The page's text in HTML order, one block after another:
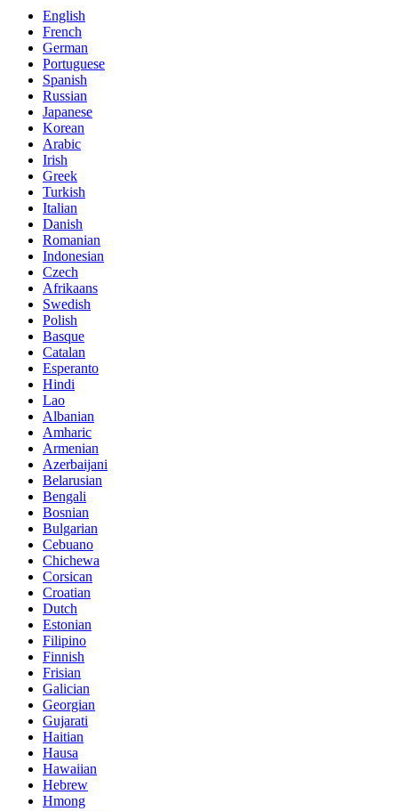
English
French
German
Portuguese
Spanish
Russian
Japanese
Korean
Arabic
Irish
Greek
Turkish
Italian
Danish
Romanian
Indonesian
Czech
Afrikaans
Swedish
Polish
Basque
Catalan
Esperanto
Hindi
Lao
Albanian
Amharic
Armenian
Azerbaijani
Belarusian
Bengali
Bosnian
Bulgarian
Cebuano
Chichewa
Corsican
Croatian
Dutch
Estonian
Filipino
Finnish
Frisian
Galician
Georgian
Gujarati
Haitian
Hausa
Hawaiian
Hebrew
Hmong